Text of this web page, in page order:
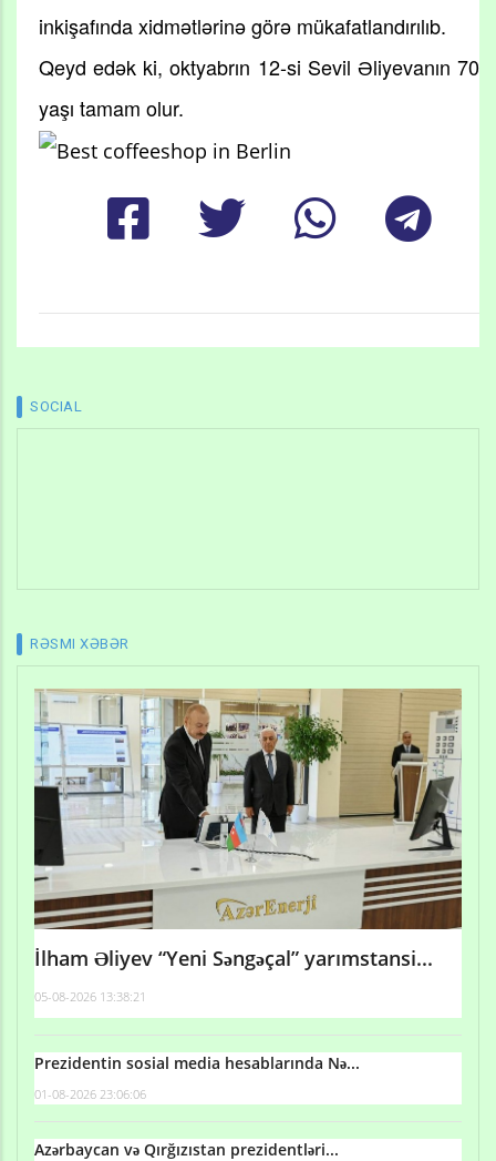
inkişafında xidmətlərinə görə mükafatlandırılıb.
Qeyd edək ki, oktyabrın 12-si Sevil Əliyevanın 70
yaşı tamam olur.
SOCIAL
RƏSMI XƏBƏR
İlham Əliyev “Yeni Səngəçal” yarımstansi...
05-08-2026 13:38:21
Prezidentin sosial media hesablarında Nə...
01-08-2026 23:06:06
Azərbaycan və Qırğızıstan prezidentləri...